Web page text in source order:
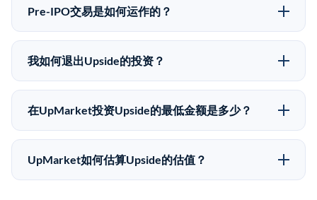
自2019年以来已经纪超过5亿美元的另类投资。
味着没有公开市场可以快速出售。不存在确定的退出时
可能全部损失的准备。私有公司的估值在融资轮次之间
可能大幅波动。投资者应在投资前咨询其财务顾问并审
Pre-IPO交易是如何运作的？
在Pre-IPO交易中，合格投资者通过二级市场平台从现有
股东（如员工、早期投资者或其他持有人）处购买股
为FINRA注册的经纪交易商促成这些交易，代表双方处
理合规、文件和结算事宜。
我如何退出Upside的投资？
Pre-IPO持股主要有两种退出途径：在二级市场将股份出
售给其他买家，或持有直到公司完成IPO或被收购。两
市场条件。任何退出的时间都是不可预测的，投资者应
做好多年持有的准备。
在UpMarket投资Upside的最低金额是多少？
UpMarket上大多数Pre-IPO产品的最低投资金额为
50,000美元。具体金额可能因产品和股份供应情况而有
UpMarket如何估算Upside的估值？